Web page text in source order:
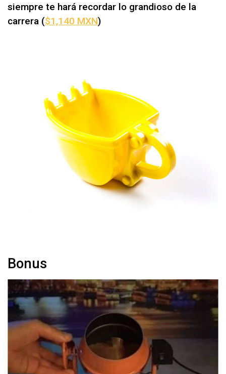
siempre te hará recordar lo grandioso de la
carrera ($1,140 MXN)
Bonus